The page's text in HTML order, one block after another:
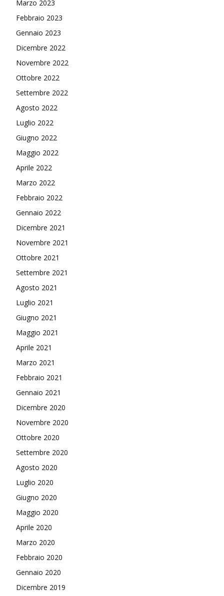
Marzo 2023
Febbraio 2023
Gennaio 2023
Dicembre 2022
Novembre 2022
Ottobre 2022
Settembre 2022
Agosto 2022
Luglio 2022
Giugno 2022
Maggio 2022
Aprile 2022
Marzo 2022
Febbraio 2022
Gennaio 2022
Dicembre 2021
Novembre 2021
Ottobre 2021
Settembre 2021
Agosto 2021
Luglio 2021
Giugno 2021
Maggio 2021
Aprile 2021
Marzo 2021
Febbraio 2021
Gennaio 2021
Dicembre 2020
Novembre 2020
Ottobre 2020
Settembre 2020
Agosto 2020
Luglio 2020
Giugno 2020
Maggio 2020
Aprile 2020
Marzo 2020
Febbraio 2020
Gennaio 2020
Dicembre 2019